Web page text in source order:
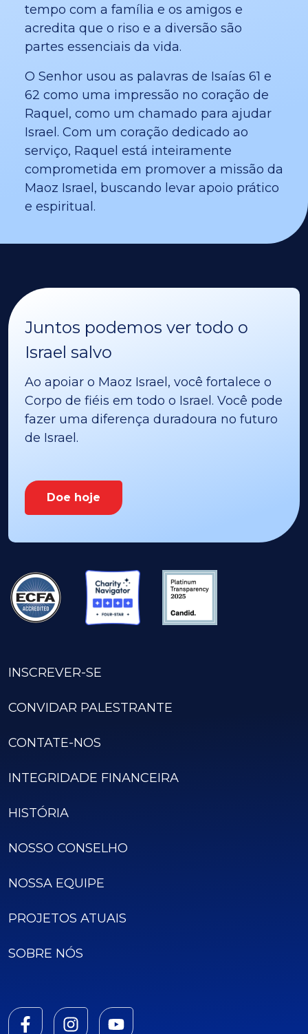
tempo com a família e os amigos e
acredita que o riso e a diversão são
partes essenciais da vida.
O Senhor usou as palavras de Isaías 61 e
62 como uma impressão no coração de
Raquel, como um chamado para ajudar
Israel. Com um coração dedicado ao
serviço, Raquel está inteiramente
comprometida em promover a missão da
Maoz Israel, buscando levar apoio prático
e espiritual.
Juntos podemos ver todo o
Israel salvo
Ao apoiar o Maoz Israel, você fortalece o
Corpo de fiéis em todo o Israel. Você pode
fazer uma diferença duradoura no futuro
de Israel.
Doe hoje
INSCREVER-SE
CONVIDAR PALESTRANTE
CONTATE-NOS
INTEGRIDADE FINANCEIRA
HISTÓRIA
NOSSO CONSELHO
NOSSA EQUIPE
PROJETOS ATUAIS
SOBRE NÓS